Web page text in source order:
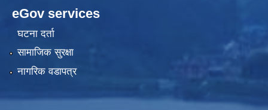
eGov services
घटना दर्ता
सामाजिक सुरक्षा
नागरिक वडापत्र